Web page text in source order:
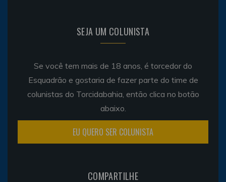
SEJA UM COLUNISTA
Se você tem mais de 18 anos, é torcedor do
Esquadrão e gostaria de fazer parte do time de
colunistas do Torcidabahia, então clica no botão
abaixo.
EU QUERO SER COLUNISTA
COMPARTILHE